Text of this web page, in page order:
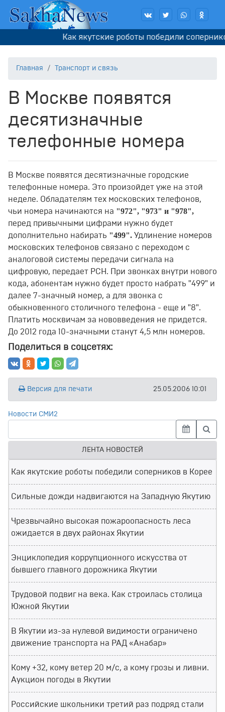
Как якутские роботы победили соперников
Главная Транспорт и связь
В Москве появятся
десятизначные
телефонные номера
В Москве появятся десятизначные городские
телефонные номера. Это произойдет уже на этой
неделе. Обладателям тех московских телефонов,
чьи номера начинаются на "972", "973" и "978",
перед привычными цифрами нужно будет
дополнительно набирать "499". Удлинение номеров
московских телефонов связано с переходом с
аналоговой системы передачи сигнала на
цифровую, передает РСН. При звонках внутри нового
кода, абонентам нужно будет просто набрать "499" и
далее 7-значный номер, а для звонка с
обыкновенного столичного телефона - еще и "8".
Платить москвичам за нововведения не придется.
До 2012 года 10-значными станут 4,5 млн номеров.
Поделиться в соцсетях:
Версия для печати 25.05.2006 10:01
Новости СМИ2
ЛЕНТА НОВОСТЕЙ
Как якутские роботы победили соперников в Корее
Сильные дожди надвигаются на Западную Якутию
Чрезвычайно высокая пожароопасность леса
ожидается в двух районах Якутии
Энциклопедия коррупционного искусства от
бывшего главного дорожника Якутии
Трудовой подвиг на века. Как строилась столица
Южной Якутии
В Якутии из-за нулевой видимости ограничено
движение транспорта на РАД «Анабар»
Кому +32, кому ветер 20 м/с, а кому грозы и ливни.
Аукцион погоды в Якутии
Российские школьники третий раз подряд стали